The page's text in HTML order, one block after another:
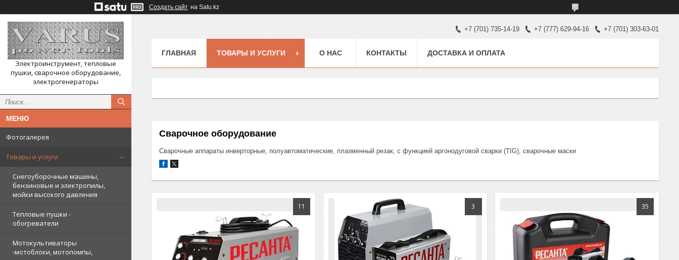
Создать сайт на Satu.kz
Электроинструмент, тепловые
пушки, сварочное оборудование,
электрогенераторы
Фотогалерея
Товары и услуги
Снегоуборочные машины,
бензиновые и электропилы,
мойки высокого давления
Тепловые пушки -
обогреватели
Мотокультиваторы
-мотоблоки, мотопомпы,
+7 (701) 735-14-19 +7 (777) 629-94-16 +7 (701) 303-63-01
ГЛАВНАЯ ТОВАРЫ И УСЛУГИ О НАС КОНТАКТЫ ДОСТАВКА И ОПЛАТА
Сварочное оборудование
Сварочные аппараты инверторные, полуавтоматические, плазменный резак, с функцией аргонодуговой сварки (TIG), сварочные маски
11 3 35